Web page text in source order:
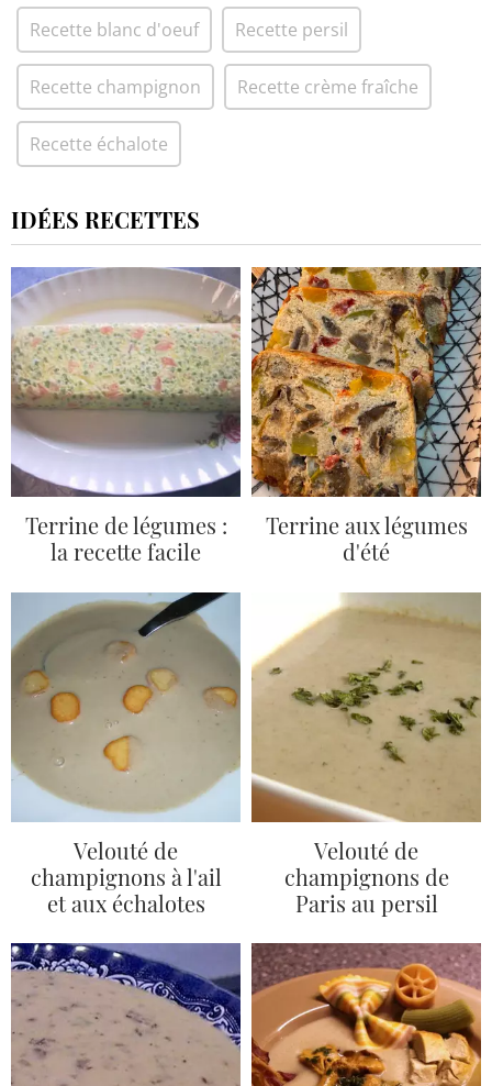
Recette blanc d'oeuf Recette persil
Recette champignon Recette crème fraîche
Recette échalote
IDÉES RECETTES
Terrine de légumes :
la recette facile
Terrine aux légumes
d'été
Velouté de
champignons à l'ail
et aux échalotes
Velouté de
champignons de
Paris au persil